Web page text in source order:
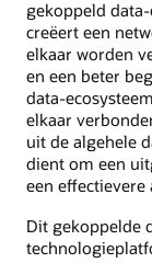
het
ecosysteem
sturen
gekoppeld
creëert een
elkaar worden
en een beter
data-
elkaar
uit de algehele
dient om een
een effectievere
Dit gekoppelde